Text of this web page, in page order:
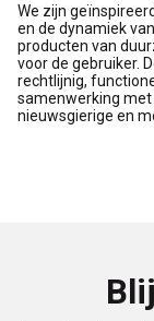
We zijn
en de dynamiek
producten van
voor de gebruiker.
rechtlijnig,
samenwerking
nieuwsgierige en